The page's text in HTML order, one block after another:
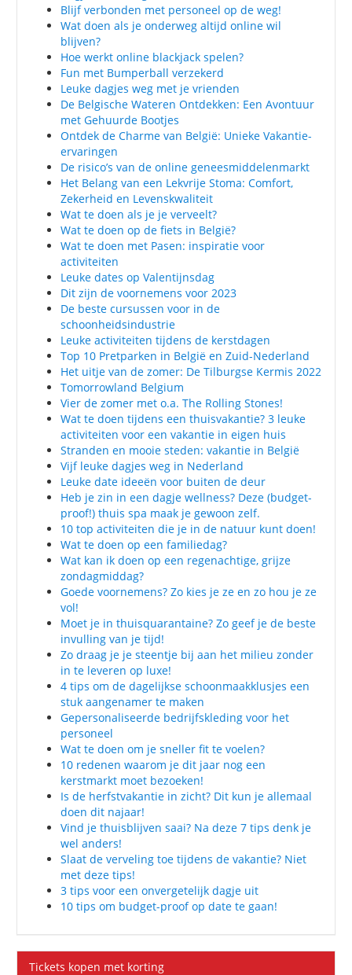
Blijf verbonden met personeel op de weg!
Wat doen als je onderweg altijd online wil
blijven?
Hoe werkt online blackjack spelen?
Fun met Bumperball verzekerd
Leuke dagjes weg met je vrienden
De Belgische Wateren Ontdekken: Een Avontuur
met Gehuurde Bootjes
Ontdek de Charme van België: Unieke Vakantie-
ervaringen
De risico’s van de online geneesmiddelenmarkt
Het Belang van een Lekvrije Stoma: Comfort,
Zekerheid en Levenskwaliteit
Wat te doen als je je verveelt?
Wat te doen op de fiets in België?
Wat te doen met Pasen: inspiratie voor
activiteiten
Leuke dates op Valentijnsdag
Dit zijn de voornemens voor 2023
De beste cursussen voor in de
schoonheidsindustrie
Leuke activiteiten tijdens de kerstdagen
Top 10 Pretparken in België en Zuid-Nederland
Het uitje van de zomer: De Tilburgse Kermis 2022
Tomorrowland Belgium
Vier de zomer met o.a. The Rolling Stones!
Wat te doen tijdens een thuisvakantie? 3 leuke
activiteiten voor een vakantie in eigen huis
Stranden en mooie steden: vakantie in België
Vijf leuke dagjes weg in Nederland
Leuke date ideeën voor buiten de deur
Heb je zin in een dagje wellness? Deze (budget-
proof!) thuis spa maak je gewoon zelf.
10 top activiteiten die je in de natuur kunt doen!
Wat te doen op een familiedag?
Wat kan ik doen op een regenachtige, grijze
zondagmiddag?
Goede voornemens? Zo kies je ze en zo hou je ze
vol!
Moet je in thuisquarantaine? Zo geef je de beste
invulling van je tijd!
Zo draag je je steentje bij aan het milieu zonder
in te leveren op luxe!
4 tips om de dagelijkse schoonmaakklusjes een
stuk aangenamer te maken
Gepersonaliseerde bedrijfskleding voor het
personeel
Wat te doen om je sneller fit te voelen?
10 redenen waarom je dit jaar nog een
kerstmarkt moet bezoeken!
Is de herfstvakantie in zicht? Dit kun je allemaal
doen dit najaar!
Vind je thuisblijven saai? Na deze 7 tips denk je
wel anders!
Slaat de verveling toe tijdens de vakantie? Niet
met deze tips!
3 tips voor een onvergetelijk dagje uit
10 tips om budget-proof op date te gaan!
Tickets kopen met korting